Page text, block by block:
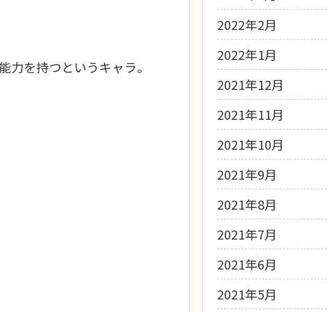
を持つというキャラ。
2022年2月
2022年1月
2021年12月
2021年11月
2021年10月
2021年9月
2021年8月
2021年7月
2021年6月
2021年5月